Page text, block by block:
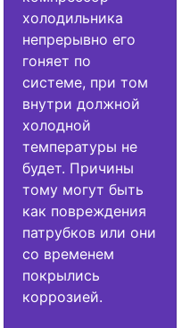
холодильника
непрерывно его
гоняет по
системе, при том
внутри должной
холодной
температуры не
будет. Причины
тому могут быть
как повреждения
патрубков или они
со временем
покрылись
коррозией.